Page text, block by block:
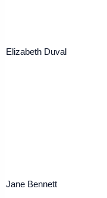
Elizabeth Duval
Jane Bennett